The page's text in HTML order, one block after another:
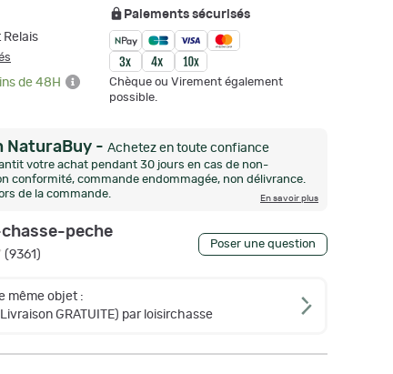
de 48H
Paiements sécurisés
Chèque ou Virement également
possible.
NaturaBuy - Achetez en toute confiance
votre achat pendant 30 jours en cas de non-
conformité, commande endommagée, non délivrance.
de la commande.
En savoir plus
chasse-peche
(9361 )
Poser une question
même objet :
GRATUITE) par loisirchasse